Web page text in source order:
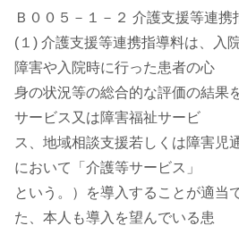
Ｂ００５－１－２ 介護支援等連携
(１) 介護支援等連携指導料は、入
障害や入院時に行った患者の心
身の状況等の総合的な評価の結果
サービス又は障害福祉サービ
ス、地域相談支援若しくは障害児
において「介護等サービス」
という。）を導入することが適当
た、本人も導入を望んでいる患